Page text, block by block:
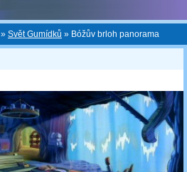
» Svět Gumídků » Bóžův brloh panorama